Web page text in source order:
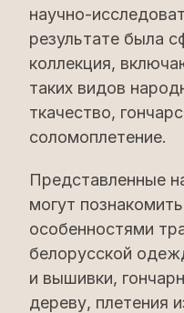
научно-
результате была
коллекция,
таких видов
ткачество,
соломоплетение.
Представленные
могут
особенностями
белорусской
и вышивки,
дереву, плетения